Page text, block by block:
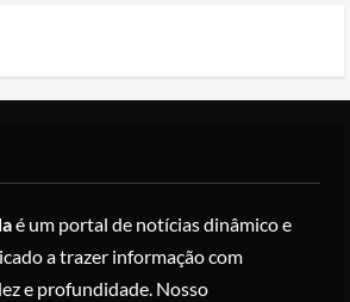
criminal
Posted on 3 months ago
apostar em automação e
simplificar operações
é um portal de notícias dinâmico e
a trazer informação com
e profundidade. Nosso